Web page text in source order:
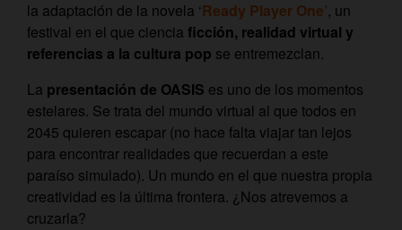
la adaptación de la novela ‘Ready Player One’, un
festival en el que ciencia ficción, realidad virtual y
referencias a la cultura pop se entremezclan.
La presentación de OASIS es uno de los momentos
estelares. Se trata del mundo virtual al que todos en
2045 quieren escapar (no hace falta viajar tan lejos
para encontrar realidades que recuerdan a este
paraíso simulado). Un mundo en el que nuestra propia
creatividad es la última frontera. ¿Nos atrevemos a
cruzarla?